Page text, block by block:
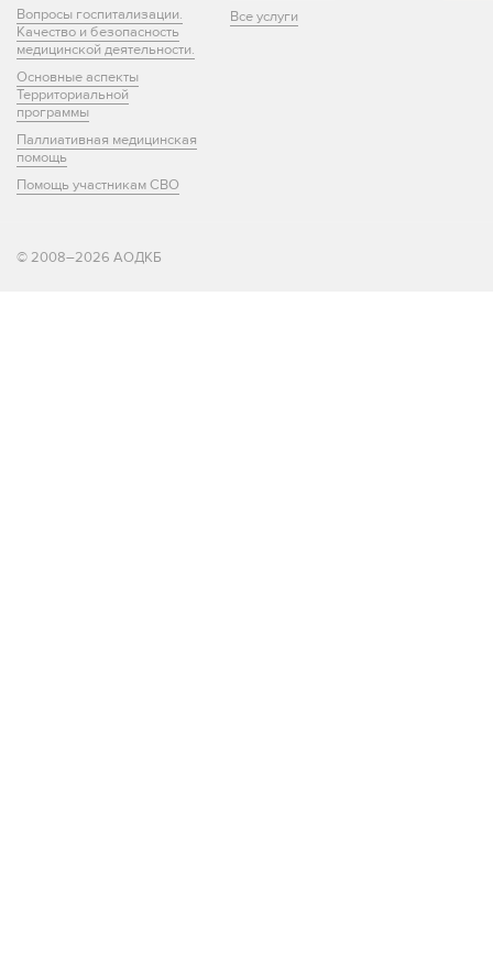
Вопросы госпитализации.
Качество и безопасность
медицинской деятельности.
Основные аспекты
Территориальной
программы
Паллиативная медицинская
помощь
Помощь участникам СВО
Все услуги
© 2008–2026 АОДКБ